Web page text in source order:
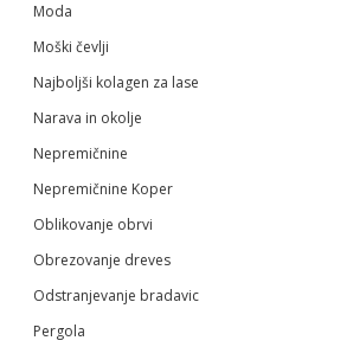
Moda
Moški čevlji
Najboljši kolagen za lase
Narava in okolje
Nepremičnine
Nepremičnine Koper
Oblikovanje obrvi
Obrezovanje dreves
Odstranjevanje bradavic
Pergola